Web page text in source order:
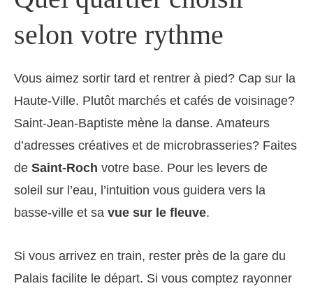
selon votre rythme
Vous aimez sortir tard et rentrer à pied? Cap sur la
Haute-Ville. Plutôt marchés et cafés de voisinage?
Saint-Jean-Baptiste mène la danse. Amateurs
d’adresses créatives et de microbrasseries? Faites
de Saint-Roch votre base. Pour les levers de
soleil sur l’eau, l’intuition vous guidera vers la
basse-ville et sa vue sur le fleuve.
Si vous arrivez en train, rester près de la gare du
Palais facilite le départ. Si vous comptez rayonner